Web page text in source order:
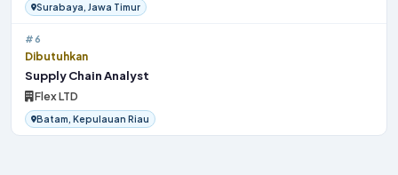
Surabaya, Jawa Timur
#6
Dibutuhkan
Supply Chain Analyst
Flex LTD
Batam, Kepulauan Riau